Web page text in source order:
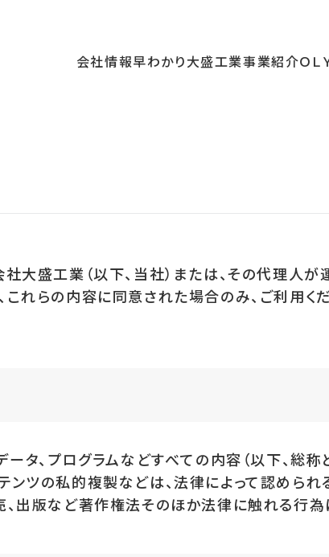
会社情報早わかり大盛工業事業紹介ＯＬ
大盛工業（以下、当社）または、その代理人が
れらの内容に同意された場合のみ、ご利用く
ータ、プログラムなどすべての内容（以下、総称
ンツの私的複製などは、法律によって認めら
、出版など著作権法そのほか法律に触れる行為